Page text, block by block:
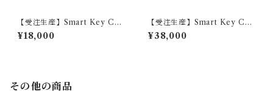
【受注生産】Smart Key Cas
e 『SWIFT』
¥18,000
【受注生産】Smart Key Cas
e 『GROUND Filigree』
¥38,000
その他の商品